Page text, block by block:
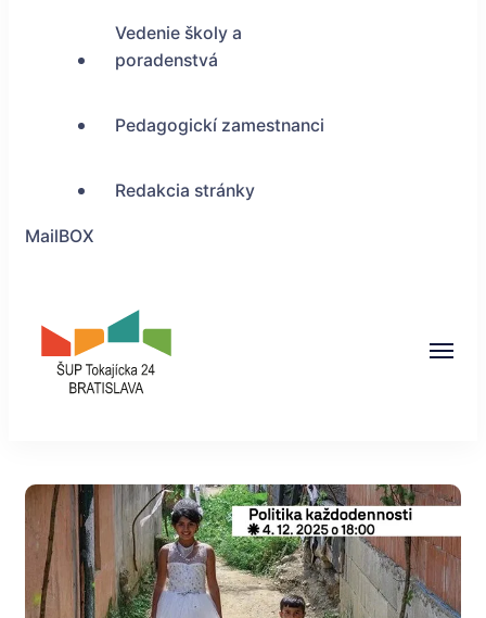
Vedenie školy a
poradenstvá
Pedagogickí zamestnanci
Redakcia stránky
MailBOX
Bratislava